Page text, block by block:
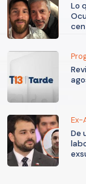
Lo
Ex-
De